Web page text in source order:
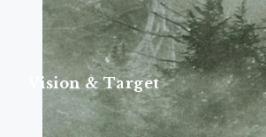
ision & Target